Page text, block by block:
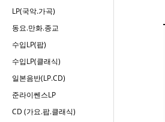
LP(국악.가곡)
동요.만화.종교
수입LP(팝)
수입LP(클래식)
일본음반(LP.CD)
준라이쎈스LP
CD (가요.팝.클래식)